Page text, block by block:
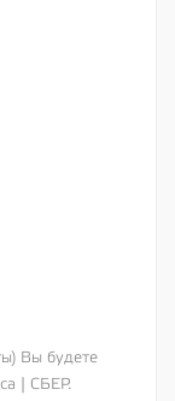
Вы будете
| СБЕР.